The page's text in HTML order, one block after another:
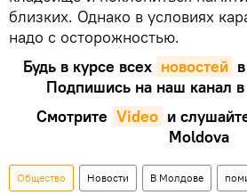
близких. Однако в условиях
надо с осторожностью.
Будь в курсе всех новостей
Подпишись на наш канал в
Смотрите Video и
Moldova
Общество Новости В Молдове